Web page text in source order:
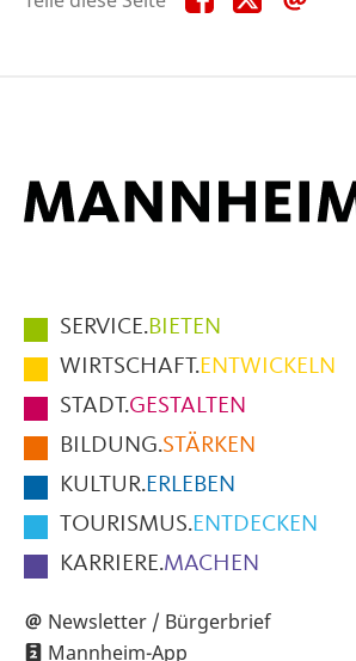
diese diese
Hauptmenüpunkte
im
Fußbereich
der
Seite
SERVICE.BIETEN
WIRTSCHAFT.ENTWICKELN
STADT.GESTALTEN
BILDUNG.STÄRKEN
KULTUR.ERLEBEN
TOURISMUS.ENTDECKEN
KARRIERE.MACHEN
Newsletter / Bürgerbrief
Mannheim-App